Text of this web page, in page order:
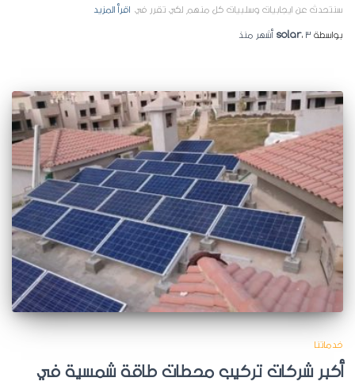
سنتحدث عن ايجابيات وسلبيات كل منهم لكي تقرر في اقرأ المزيد
بواسطة
solar، 3 أشهر منذ
خدماتنا
أكبر شركات تركيب محطات طاقة شمسية في